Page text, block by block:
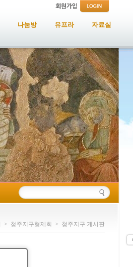
나눔방 유프라 자료실
> 청주지구형제회 > 청주지구 게시판